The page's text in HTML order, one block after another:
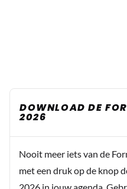
DOWNLOAD DE
2026
Nooit meer iets van de
met een druk op de knop